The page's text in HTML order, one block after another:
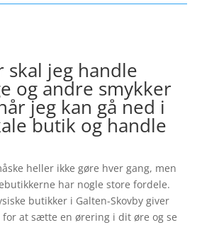
skal jeg handle
og andre smykker
jeg kan gå ned i
butik og handle
heller ikke gøre hver gang, men
har nogle store fordele.
butikker i Galten-Skovby giver
at sætte en ørering i dit øre og se